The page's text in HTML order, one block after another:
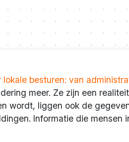
besturen: van
meer. Ze zijn een
wordt, liggen ook de
Informatie die mensen